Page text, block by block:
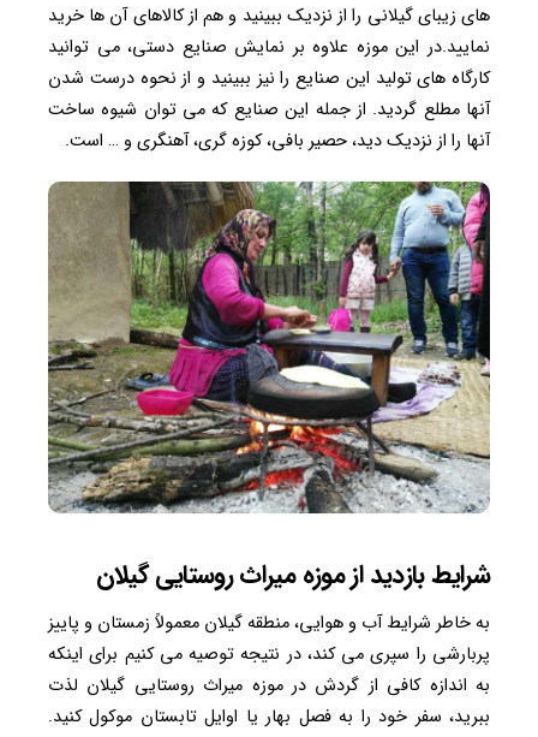
های زیبای گیلانی را از نزدیک ببینید و هم از کالاهای آن ها خرید
نمایید.در این موزه علاوه بر نمایش صنایع دستی، می توانید
کارگاه های تولید این صنایع را نیز ببینید و از نحوه درست شدن
آنها مطلع گردید. از جمله این صنایع که می توان شیوه ساخت
آنها را از نزدیک دید، حصیر بافی، کوزه گری، آهنگری و … است.
شرایط بازدید از موزه میراث روستایی گیلان
به خاطر شرایط آب و هوایی، منطقه گیلان معمولاً زمستان و پاییز
پربارشی را سپری می کند، در نتیجه توصیه می کنیم برای اینکه
به اندازه کافی از گردش در موزه میراث روستایی گیلان لذت
ببرید، سفر خود را به فصل بهار یا اوایل تابستان موکول کنید.